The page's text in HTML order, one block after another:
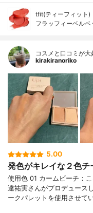
tfit(ティーフィット)
フラッフィーベル
コスメと口コミが
kirakiranoriko
5.00
発色がキレイな２色チ
使用色 01 カームビーチ：
達祐実さんがプロデュース
ークパレットを使用させて